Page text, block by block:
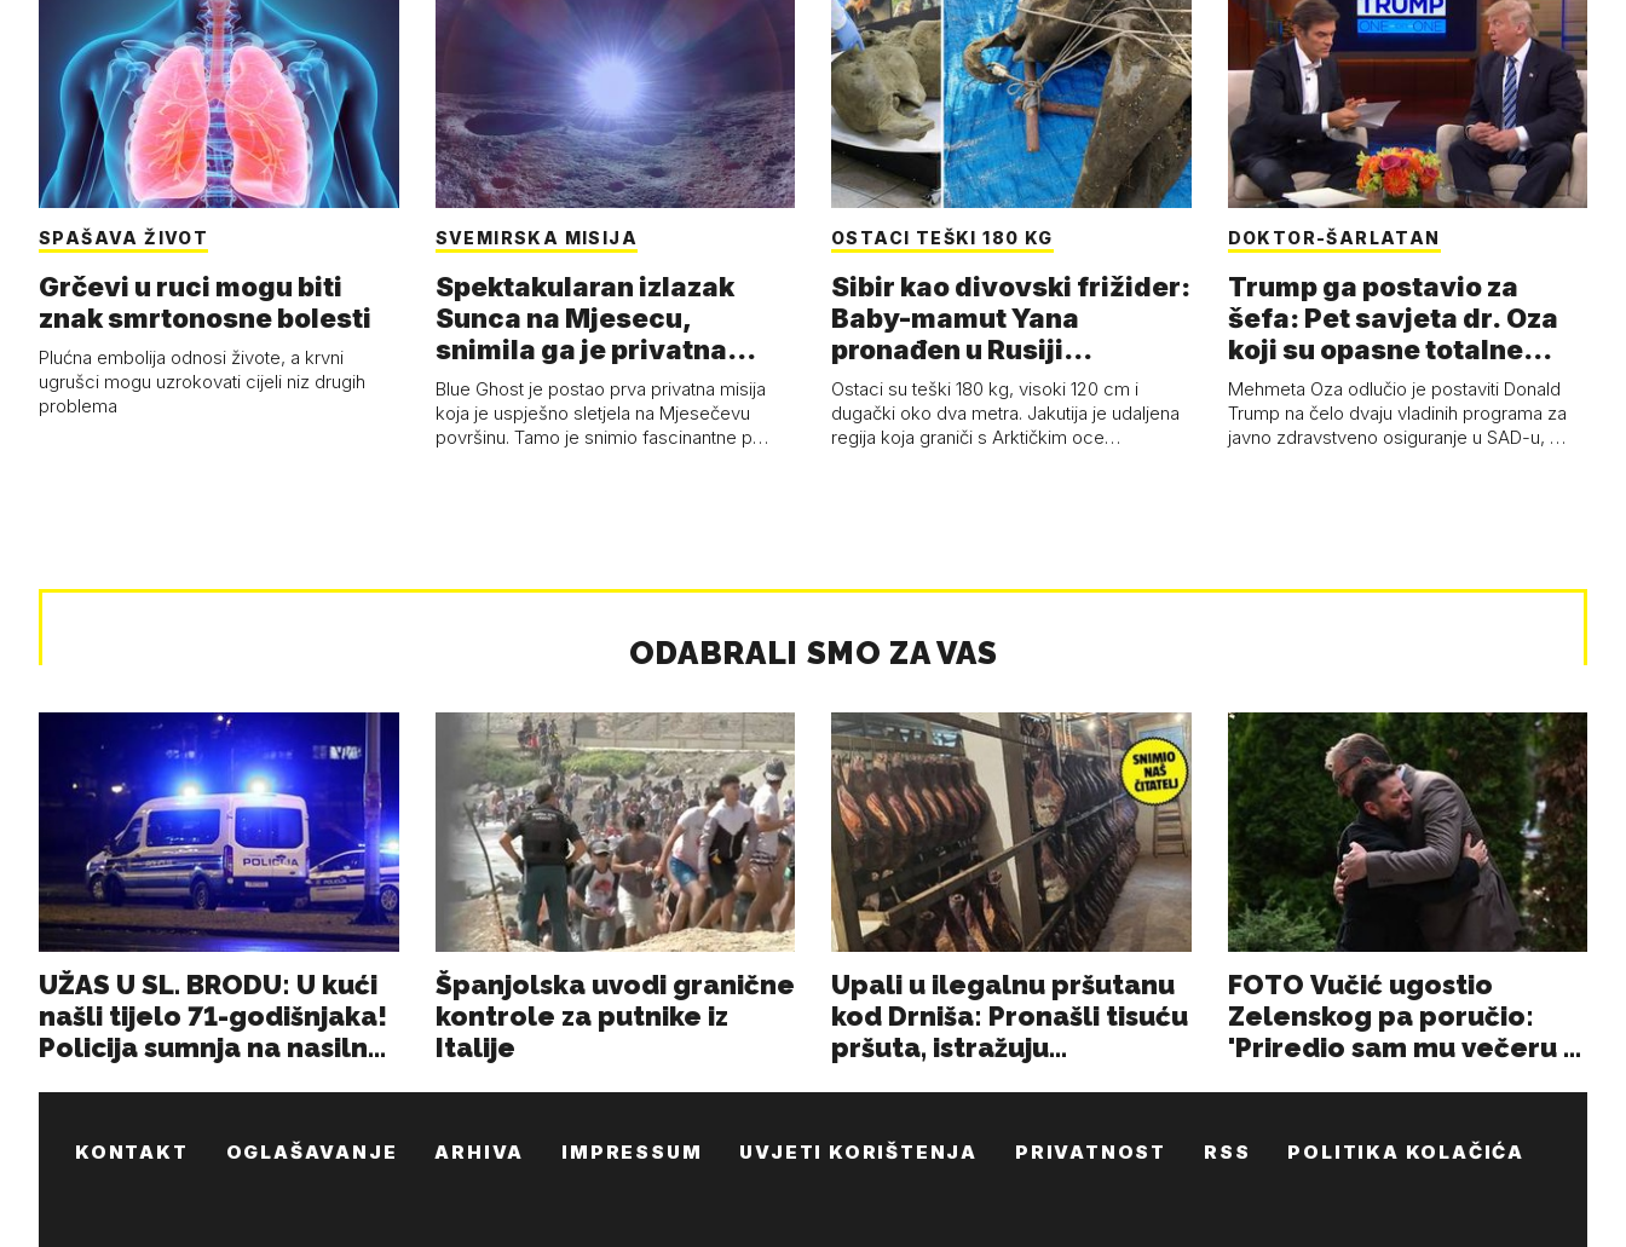
SPAŠAVA ŽIVOT
Grčevi u ruci mogu biti
znak smrtonosne bolesti
Plućna embolija odnosi živote, a krvni
ugrušci mogu uzrokovati cijeli niz drugih
problema
SVEMIRSKA MISIJA
Spektakularan izlazak
Sunca na Mjesecu,
snimila ga je privatna
letjelica - 'Pla…
Blue Ghost je postao prva privatna misija
koja je uspješno sletjela na Mjesečevu
površinu. Tamo je snimio fascinantne p…
OSTACI TEŠKI 180 KG
Sibir kao divovski frižider:
Baby-mamut Yana
pronađen u Rusiji
najsačuvaniji je…
Ostaci su teški 180 kg, visoki 120 cm i
dugački oko dva metra. Jakutija je udaljena
regija koja graniči s Arktičkim oce…
DOKTOR-ŠARLATAN
Trump ga postavio za
šefa: Pet savjeta dr. Oza
koji su opasne totalne
budalašti…
Mehmeta Oza odlučio je postaviti Donald
Trump na čelo dvaju vladinih programa za
javno zdravstveno osiguranje u SAD-u, …
KONTAKT OGLAŠAVANJE ARHIVA IMPRESSUM UVJETI KORIŠTENJA PRIVATNOST RSS POLITIKA KOLAČIĆA